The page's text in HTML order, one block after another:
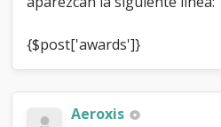
{$post['awards']}
Aeroxis